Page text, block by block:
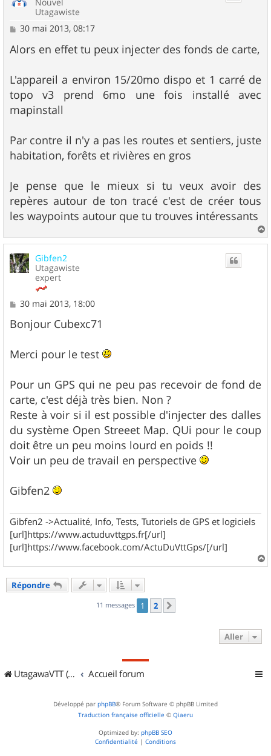
Nouvel
Utagawiste
M
s
s
g
e
30 mai 2013, 08:17
Alors en effet tu peux injecter des fonds de carte,
L'appareil a environ 15/20mo dispo et 1 carré de
topo v3 prend 6mo une fois installé avec
mapinstall
Par contre il n'y a pas les routes et sentiers, juste
habitation, forêts et rivières en gros
Je pense que le mieux si tu veux avoir des
repères autour de ton tracé c'est de créer tous
les waypoints autour que tu trouves intéressants
a
Gibfen2
Utagawiste
expert
M
s
s
g
e
30 mai 2013, 18:00
Bonjour Cubexc71
Merci pour le test
Pour un GPS qui ne peu pas recevoir de fond de
carte, c'est déjà très bien. Non ?
Reste à voir si il est possible d'injecter des dalles
du système Open Streeet Map. QUi pour le coup
doit être un peu moins lourd en poids !!
Voir un peu de travail en perspective
Gibfen2
Gibfen2 ->Actualité, Info, Tests, Tutoriels de GPS et logiciels
[url]https://www.actuduvttgps.fr[/url]
[url]https://www.facebook.com/ActuDuVttGps/[/url]
a
Répondre
11 messages 1 2
Aller
UtagawaVTT (Randos VTT et VTTAE avec traces GPS) Accueil forum
Développé par phpBB® Forum Software © phpBB Limited
Traduction française officielle © Qiaeru
Optimized by: phpBB SEO
Confidentialité | Conditions